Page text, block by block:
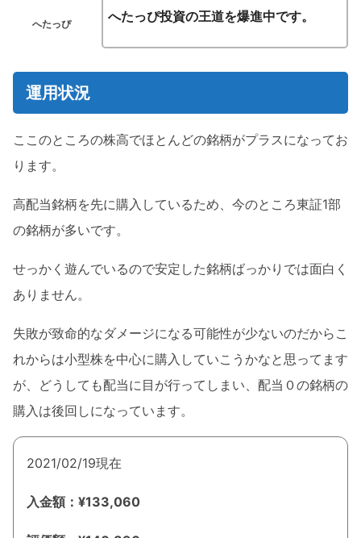
へたっぴ へたっぴ投資の王道を爆進中です。
運用状況
ここのところの株高でほとんどの銘柄がプラスになってお
ります。
高配当銘柄を先に購入しているため、今のところ東証1部
の銘柄が多いです。
せっかく遊んでいるので安定した銘柄ばっかりでは面白く
ありません。
失敗が致命的なダメージになる可能性が少ないのだからこ
れからは小型株を中心に購入していこうかなと思ってます
が、どうしても配当に目が行ってしまい、配当０の銘柄の
購入は後回しになっています。
2021/02/19現在
入金額：¥133,060